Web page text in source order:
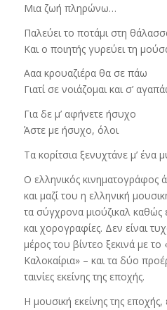
Μια ζωή πληρώνω…
Παλεύει το ποτάμι στη
Και ο ποιητής γυρεύει τη
Ααα κρουαζιέρα θα σε πάω
Γιατί σε νοιάζομαι και σ’
Για δε μ’ αφήνετε ήσυχο
Άστε με ήσυχο, όλοι
Τα κορίτσια ξενυχτάνε μ’ ένα
Ο ελληνικός κινηματογράφος
και μαζί του η ελληνική
τα σύγχρονα μιούζικαλ καθώς
και χορογραφίες. Δεν είναι
μέρος του βίντεο ξεκινά με
Καλοκαίρια» – και τα δύο
ταινίες εκείνης της εποχής.
Η μουσική εκείνης της εποχής,